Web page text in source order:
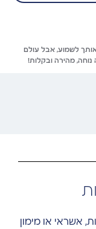
לשמוע, אבל עולם
נוחה, מהירה ובקלות!
אשראי או מימון